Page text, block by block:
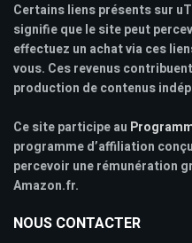
Certains liens présents sur
signifie que le site peut
effectuez un achat via ces
vous. Ces revenus
production de contenus
Ce site participe au
programme d’affiliation
percevoir une rémunération
Amazon.fr.
NOUS CONTACTER